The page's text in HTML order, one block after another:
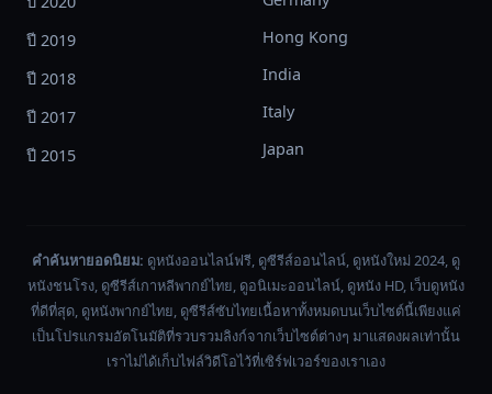
ปี 2019
ปี 2018
ปี 2017
ปี 2015
Hong Kong
India
Italy
Japan
คำค้นหายอดนิยม: ดูหนังออนไลน์ฟรี, ดูซีรีส์ออนไลน์, ดูหนังใหม่ 2024, ดู
หนังชนโรง, ดูซีรีส์เกาหลีพากย์ไทย, ดูอนิเมะออนไลน์, ดูหนัง HD, เว็บดูหนัง
ที่ดีที่สุด, ดูหนังพากย์ไทย, ดูซีรีส์ซับไทยเนื้อหาทั้งหมดบนเว็บไซต์นี้เพียงแค่
เป็นโปรแกรมอัตโนมัติที่รวบรวมลิงก์จากเว็บไซต์ต่างๆ มาแสดงผลเท่านั้น
เราไม่ได้เก็บไฟล์วิดีโอไว้ที่เซิร์ฟเวอร์ของเราเอง